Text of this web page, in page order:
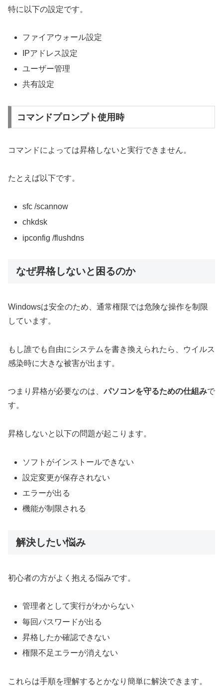
特に以下の設定です。
ファイアウォール設定
IPアドレス設定
ユーザー管理
共有設定
コマンドプロンプト使用時
コマンドによっては昇格しないと実行できません。
たとえば以下です。
sfc /scannow
chkdsk
ipconfig /flushdns
なぜ昇格しないと困るのか
Windowsは安全のため、通常権限では危険な操作を制限
しています。
もし誰でも自由にシステムを書き換えられたら、ウイルス
感染時に大きな被害が出ます。
つまり昇格が必要なのは、パソコンを守るための仕組みで
す。
昇格しないと以下の問題が起こります。
ソフトがインストールできない
設定変更が保存されない
エラーが出る
機能が制限される
解決したい悩み
初心者の方がよく抱える悩みです。
管理者として実行がわからない
毎回パスワードが出る
昇格したか確認できない
権限不足エラーが消えない
これらは手順を理解するとかなり簡単に解決できます。